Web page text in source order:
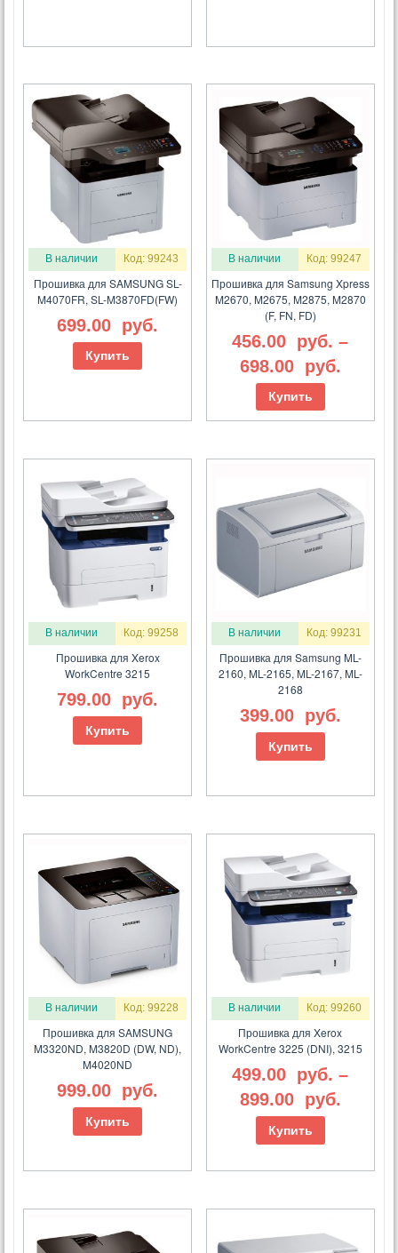
В наличии Код: 99243
Прошивка для SAMSUNG SL-
M4070FR, SL-M3870FD(FW)
699.00 руб.
Купить
В наличии Код: 99247
Прошивка для Samsung Xpress
M2670, M2675, M2875, M2870
(F, FN, FD)
456.00 руб. –
698.00 руб.
Купить
В наличии Код: 99258
Прошивка для Xerox
WorkCentre 3215
799.00 руб.
Купить
В наличии Код: 99231
Прошивка для Samsung ML-
2160, ML-2165, ML-2167, ML-
2168
399.00 руб.
Купить
В наличии Код: 99228
Прошивка для SAMSUNG
M3320ND, M3820D (DW, ND),
M4020ND
999.00 руб.
Купить
В наличии Код: 99260
Прошивка для Xerox
WorkCentre 3225 (DNI), 3215
499.00 руб. –
899.00 руб.
Купить